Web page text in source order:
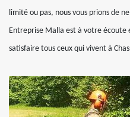
limité ou pas, nous vous prions de
Entreprise Malla est à votre
satisfaire tous ceux qui vivent à